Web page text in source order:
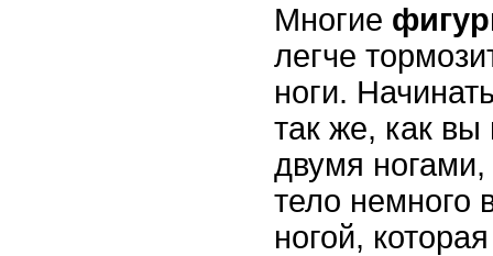
Многие
легче
ноги.
так же, как вы
двумя ногами,
тело немного
ногой,